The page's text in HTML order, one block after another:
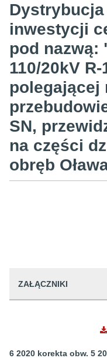
inwestycji
pod nazwą:
110/20kV R-
polegającej
SN,
na części
obręb
ZAŁĄCZNIKI
6 2020 korekta obw. 5